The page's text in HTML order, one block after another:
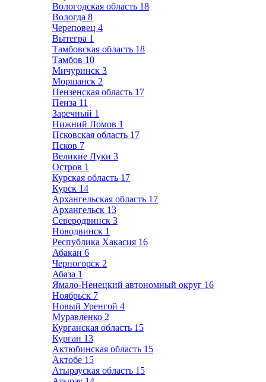
Вологодская область 18
Вологда 8
Череповец 4
Вытегра 1
Тамбовская область 18
Тамбов 10
Мичуринск 3
Моршанск 2
Пензенская область 17
Пенза 11
Заречный 1
Нижний Ломов 1
Псковская область 17
Псков 7
Великие Луки 3
Остров 1
Курская область 17
Курск 14
Архангельская область 17
Архангельск 13
Северодвинск 3
Новодвинск 1
Республика Хакасия 16
Абакан 6
Черногорск 2
Абаза 1
Ямало-Ненецкий автономный округ 16
Ноябрьск 7
Новый Уренгой 4
Муравленко 2
Курганская область 15
Курган 13
Актюбинская область 15
Актобе 15
Атырауская область 15